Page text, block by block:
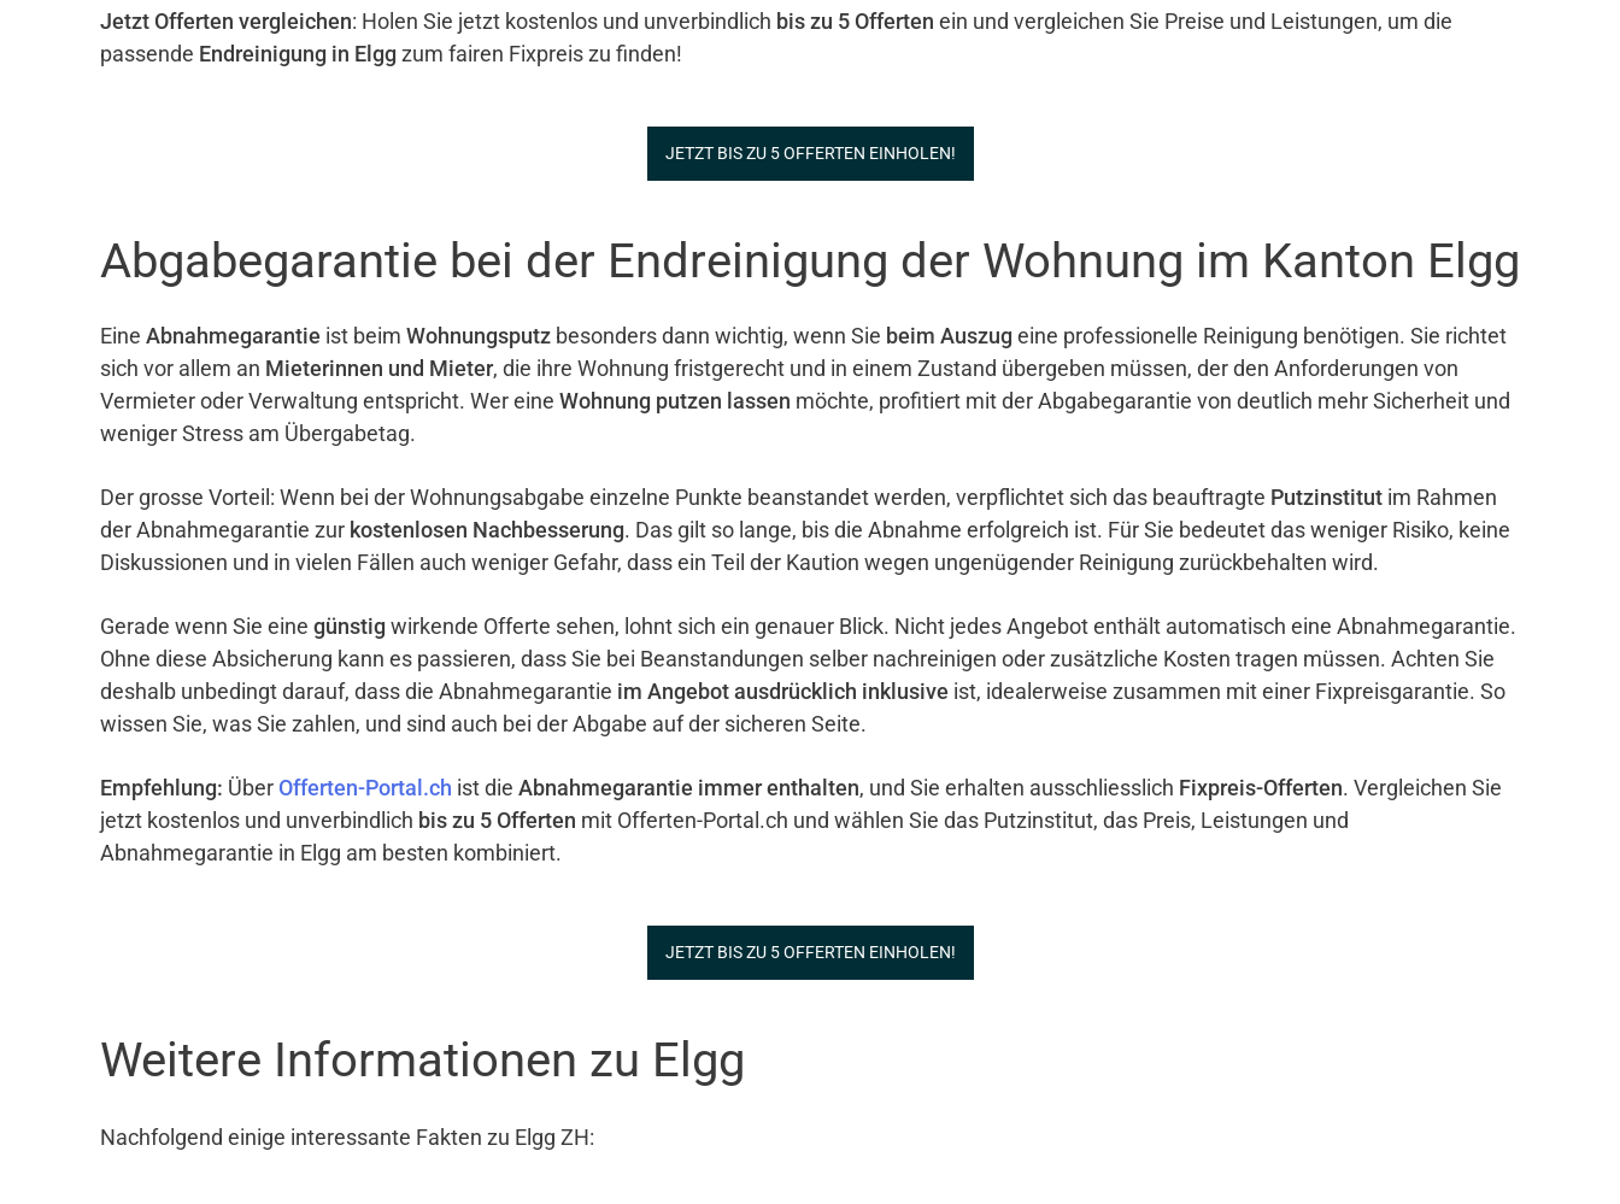
Jetzt Offerten vergleichen: Holen Sie jetzt kostenlos und unverbindlich bis zu 5 Offerten ein und vergleichen Sie Preise und Leistungen, um die
passende Endreinigung in Elgg zum fairen Fixpreis zu finden!
JETZT BIS ZU 5 OFFERTEN EINHOLEN!
Abgabegarantie bei der Endreinigung der Wohnung im Kanton Elgg
Eine Abnahmegarantie ist beim Wohnungsputz besonders dann wichtig, wenn Sie beim Auszug eine professionelle Reinigung benötigen. Sie richtet
sich vor allem an Mieterinnen und Mieter, die ihre Wohnung fristgerecht und in einem Zustand übergeben müssen, der den Anforderungen von
Vermieter oder Verwaltung entspricht. Wer eine Wohnung putzen lassen möchte, profitiert mit der Abgabegarantie von deutlich mehr Sicherheit und
weniger Stress am Übergabetag.
Der grosse Vorteil: Wenn bei der Wohnungsabgabe einzelne Punkte beanstandet werden, verpflichtet sich das beauftragte Putzinstitut im Rahmen
der Abnahmegarantie zur kostenlosen Nachbesserung. Das gilt so lange, bis die Abnahme erfolgreich ist. Für Sie bedeutet das weniger Risiko, keine
Diskussionen und in vielen Fällen auch weniger Gefahr, dass ein Teil der Kaution wegen ungenügender Reinigung zurückbehalten wird.
Gerade wenn Sie eine günstig wirkende Offerte sehen, lohnt sich ein genauer Blick. Nicht jedes Angebot enthält automatisch eine Abnahmegarantie.
Ohne diese Absicherung kann es passieren, dass Sie bei Beanstandungen selber nachreinigen oder zusätzliche Kosten tragen müssen. Achten Sie
deshalb unbedingt darauf, dass die Abnahmegarantie im Angebot ausdrücklich inklusive ist, idealerweise zusammen mit einer Fixpreisgarantie. So
wissen Sie, was Sie zahlen, und sind auch bei der Abgabe auf der sicheren Seite.
Empfehlung: Über Offerten-Portal.ch ist die Abnahmegarantie immer enthalten, und Sie erhalten ausschliesslich Fixpreis-Offerten. Vergleichen Sie
jetzt kostenlos und unverbindlich bis zu 5 Offerten mit Offerten-Portal.ch und wählen Sie das Putzinstitut, das Preis, Leistungen und
Abnahmegarantie in Elgg am besten kombiniert.
JETZT BIS ZU 5 OFFERTEN EINHOLEN!
Weitere Informationen zu Elgg
Nachfolgend einige interessante Fakten zu Elgg ZH: